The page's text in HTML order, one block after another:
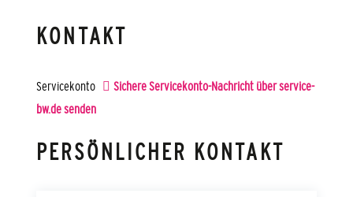
KONTAKT
Servicekonto
Sichere Servicekonto-Nachricht über service-
bw.de senden
PERSÖNLICHER KONTAKT